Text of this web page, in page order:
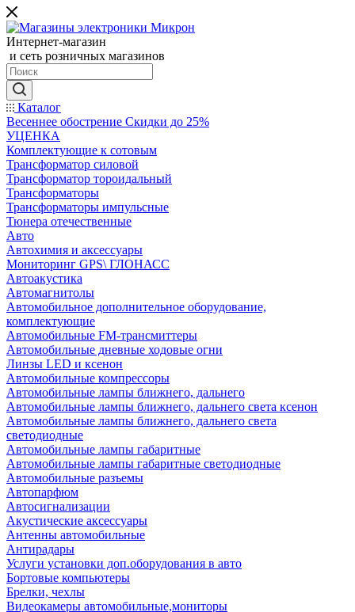
Интернет-магазин
и сеть розничных магазинов
Каталог
Весеннее обострение Скидки до 25%
УЦЕНКА
Комплектующие к сотовым
Трансформатор силовой
Трансформатор тороидальный
Трансформаторы
Трансформаторы импульсные
Тюнера отечественные
Авто
Автохимия и аксессуары
Мониторинг GPS\ ГЛОНАСС
Автоакустика
Автомагнитолы
Автомобильное дополнительное оборудование,
комплектующие
Автомобильные FM-трансмиттеры
Автомобильные дневные ходовые огни
Линзы LED и ксенон
Автомобильные компрессоры
Автомобильные лампы ближнего, дальнего
Автомобильные лампы ближнего, дальнего света ксенон
Автомобильные лампы ближнего, дальнего света
светодиодные
Автомобильные лампы габаритные
Автомобильные лампы габаритные светодиодные
Автомобильные разъемы
Автопарфюм
Автосигнализации
Акустические аксессуары
Антенны автомобильные
Антирадары
Услуги установки доп.оборудования в авто
Бортовые компьютеры
Брелки, чехлы
Видеокамеры автомобильные,мониторы